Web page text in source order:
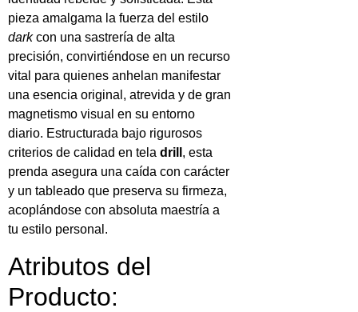
pieza amalgama la fuerza del estilo
darkcon una sastrería de alta
precisión, convirtiéndose en un recurso
vital para quienes anhelan manifestar
una esencia original, atrevida y de gran
magnetismo visual en su entorno
diario. Estructurada bajo rigurosos
criterios de calidad en tela drill , esta
prenda asegura una caída con carácter
y un tableado que preserva su firmeza,
acoplándose con absoluta maestría a
tu estilo personal.
Atributos del
Producto: